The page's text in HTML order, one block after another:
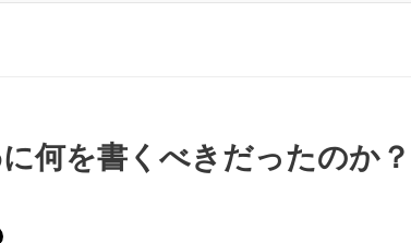
何を書くべきだったのか？